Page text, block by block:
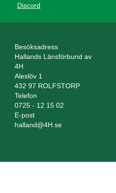
Discord
Besöksadress
Hallands Länsförbund av
4H
Aleslöv 1
432 97 ROLFSTORP
Telefon
0725 - 12 15 02
E-post
halland@4H.se